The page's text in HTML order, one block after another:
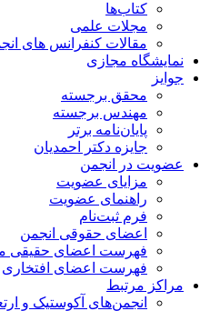
کتاب‌ها
مجلات علمی
مقالات کنفرانس های
نمایشگاه مجازی
جوایز
محقق برجسته
مهندس برجسته
پایان‌نامه برتر
جایزه دکتر احمدیان
عضویت در انجمن
مزایای عضویت
راهنمای عضویت
فرم ثبت‌نام
اعضای حقوقی انجمن
فهرست اعضای حقیقی
فهرست اعضای افتخاری
مراکز مرتبط
انجمن‌های آکوستیک و